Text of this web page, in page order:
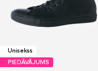
Unisekss
PIEDĀVĀJUMS